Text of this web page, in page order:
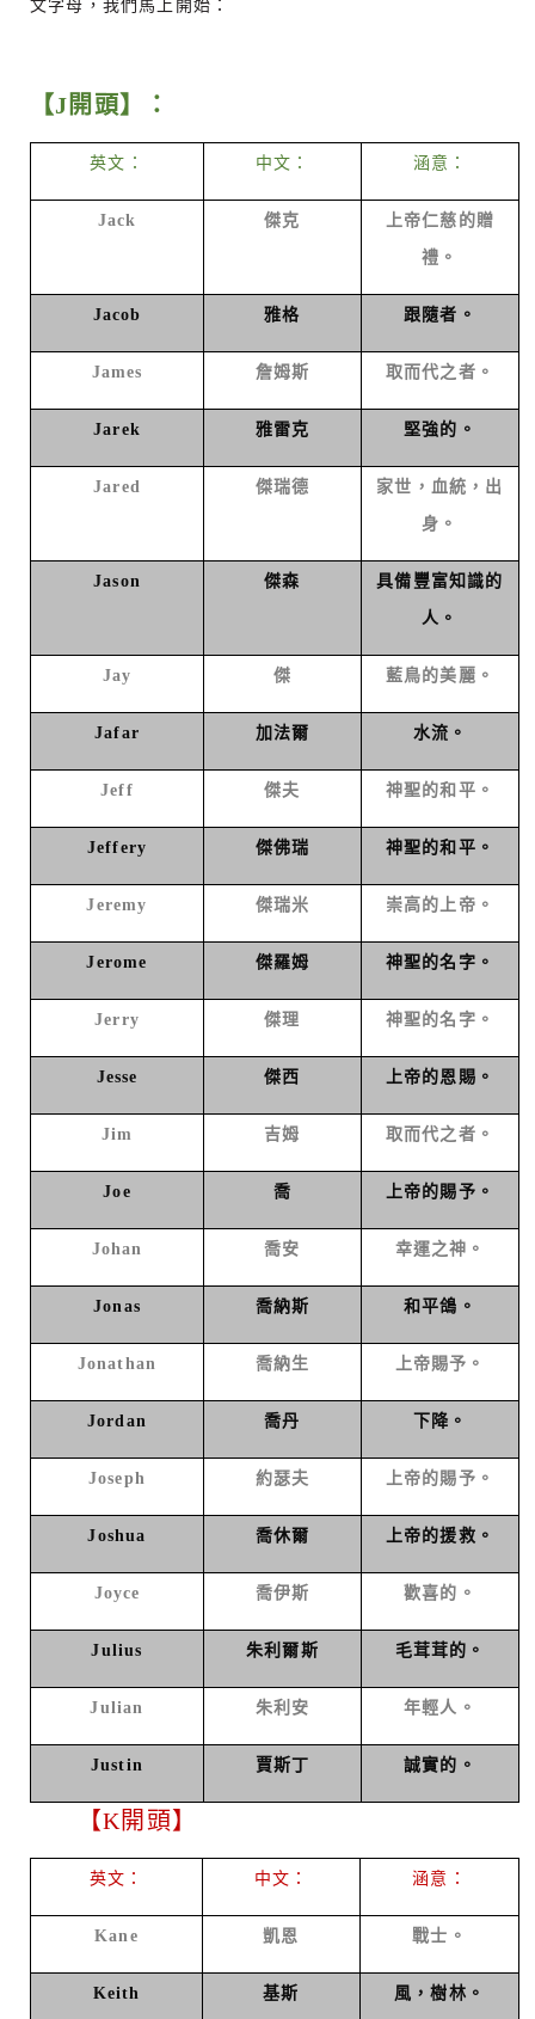
文字母，我們馬上開始：
【J 開頭】：
英文： 中文： 涵意：
Jack 傑克 上帝仁慈的贈
禮。
Jacob 雅格 跟隨者。
James 詹姆斯 取而代之者。
Jarek 雅雷克 堅強的。
Jared 傑瑞德 家世，血統，出
身。
Jason 傑森 具備豐富知識的
人。
Jay 傑 藍鳥的美麗。
Jafar 加法爾 水流。
Jeff 傑夫 神聖的和平。
Jeffery 傑佛瑞 神聖的和平。
Jeremy 傑瑞米 崇高的上帝。
Jerome 傑羅姆 神聖的名字。
Jerry 傑理 神聖的名字。
Jesse 傑西 上帝的恩賜。
Jim 吉姆 取而代之者。
Joe 喬 上帝的賜予。
Johan 喬安 幸運之神。
Jonas 喬納斯 和平鴿。
Jonathan 喬納生 上帝賜予。
Jordan 喬丹 下降。
Joseph 約瑟夫 上帝的賜予。
Joshua 喬休爾 上帝的援救。
Joyce 喬伊斯 歡喜的。
Julius 朱利爾斯 毛茸茸的。
Julian 朱利安 年輕人。
Justin 賈斯丁 誠實的。
【K開頭】
英文： 中文： 涵意：
Kane 凱恩 戰士。
Keith 基斯 風，樹林。